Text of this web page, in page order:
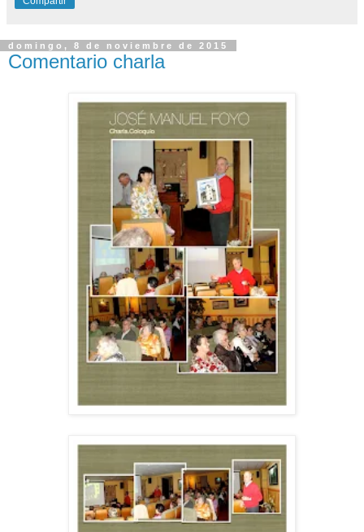
domingo, 8 de noviembre de 2015
Comentario charla